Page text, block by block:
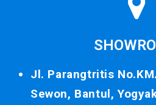
Jl. Parangtritis
Sewon, Bantul,